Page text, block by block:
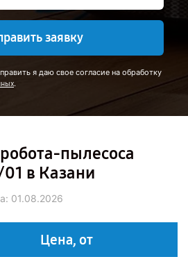
заявку
я даю свое согласие на обработку
.
пылесоса
в Казани
01.08.2026
Цена, от